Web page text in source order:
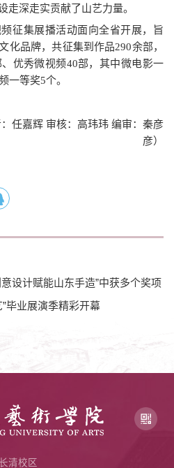
走深走实贡献了山艺力量。
征集展播活动面向全省开展，旨
化品牌，共征集到作品290余部，
优秀微视频40部，其中微电影一
一等奖5个。
：任嘉辉 审核：高玮玮 编审：秦彦
彦）
设计赋能山东手造”中获多个奖项
毕业展演季精彩开幕
清校区